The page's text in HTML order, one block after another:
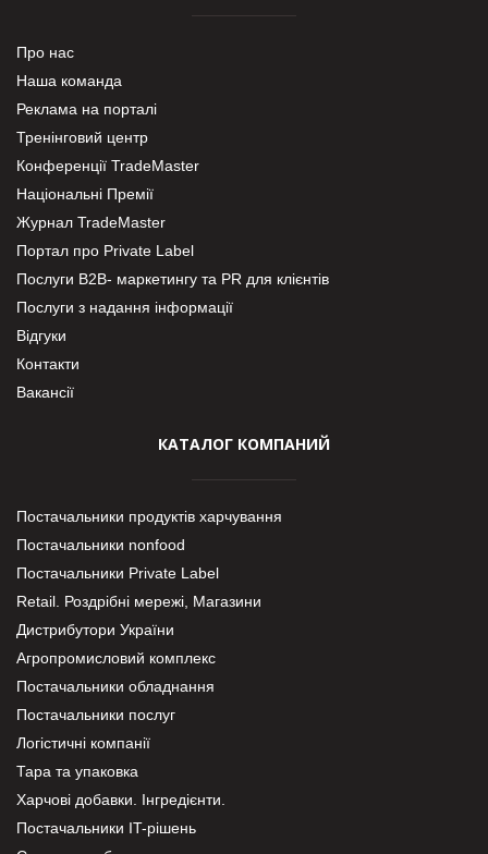
Про нас
Наша команда
Реклама на порталі
Тренінговий центр
Конференції TradeMaster
Національні Премії
Журнал TradeMaster
Портал про Private Label
Послуги В2В- маркетингу та PR для клієнтів
Послуги з надання інформації
Відгуки
Контакти
Вакансії
КАТАЛОГ КОМПАНИЙ
Постачальники продуктів харчування
Постачальники nonfood
Постачальники Private Label
Retail. Роздрібні мережі, Магазини
Дистрибутори України
Агропромисловий комплекс
Постачальники обладнання
Постачальники послуг
Логістичні компанії
Тара та упаковка
Харчові добавки. Інгредієнти.
Постачальники IT-рішень